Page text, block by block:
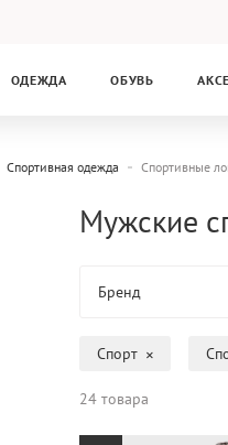
ОДЕЖДА ОБУВЬ
Спортивная одежда Спортивные
Мужские
Бренд
Спорт
24 товара